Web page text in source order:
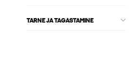
TARNE JA TAGASTAMINE